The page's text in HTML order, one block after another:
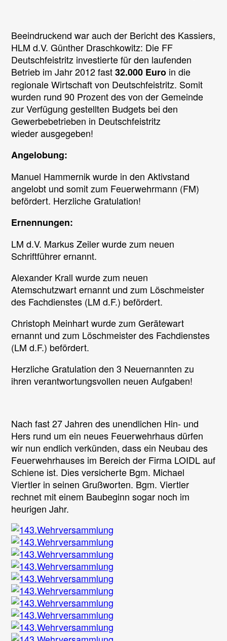
Beeindruckend war auch der Bericht des Kassiers,
HLM d.V. Günther Draschkowitz: Die FF
Deutschfeistritz investierte für den laufenden
Betrieb im Jahr 2012 fast32.000 Euro in die
regionale Wirtschaft von Deutschfeistritz. Somit
wurden rund 90 Prozent des von der Gemeinde
zur Verfügung gestellten Budgets bei den
Gewerbebetrieben in Deutschfeistritz
wieder ausgegeben!
Angelobung:
Manuel Hammernik wurde in den Aktivstand
angelobt und somit zum Feuerwehrmann (FM)
befördert. Herzliche Gratulation!
Ernennungen:
LM d.V. Markus Zeiler wurde zum neuen
Schriftführer ernannt.
Alexander Krall wurde zum neuen
Atemschutzwart ernannt und zum Löschmeister
des Fachdienstes (LM d.F.) befördert.
Christoph Meinhart wurde zum Gerätewart
ernannt und zum Löschmeister des Fachdienstes
(LM d.F.) befördert.
Herzliche Gratulation den 3 Neuernannten zu
ihren verantwortungsvollen neuen Aufgaben!
Nach fast 27 Jahren des unendlichen Hin- und
Hers rund um ein neues Feuerwehrhaus dürfen
wir nun endlich verkünden, dass ein Neubau des
Feuerwehrhauses im Bereich der Firma LOIDL auf
Schiene ist. Dies versicherte Bgm. Michael
Viertler in seinen Grußworten. Bgm. Viertler
rechnet mit einem Baubeginn sogar noch im
heurigen Jahr.